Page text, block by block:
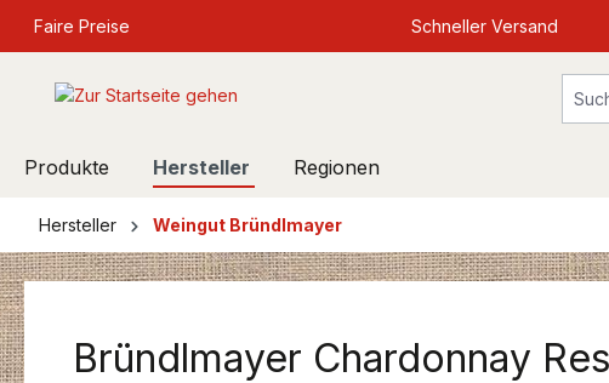
Zur Hauptnavigation springen
Faire Preise Schneller Versand
Produkte Hersteller Regionen
Hersteller Weingut Bründlmayer
Bründlmayer Chardonnay